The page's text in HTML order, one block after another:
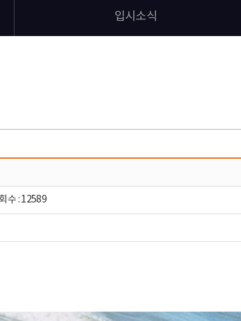
입시소식
수 : 12589